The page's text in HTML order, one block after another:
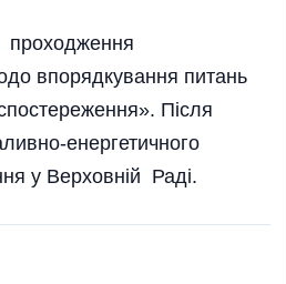
проходження
впорядкування питань
Після
енергетичного
у Верховній Раді.